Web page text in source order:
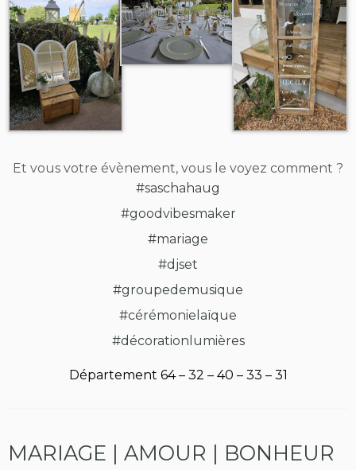
Et vous votre évènement, vous le voyez comment ?
#saschahaug
#goodvibesmaker
#mariage
#djset
#groupedemusique
#cérémonielaïque
#décorationlumières
Département 64 – 32 – 40 – 33 – 31
MARIAGE | AMOUR | BONHEUR